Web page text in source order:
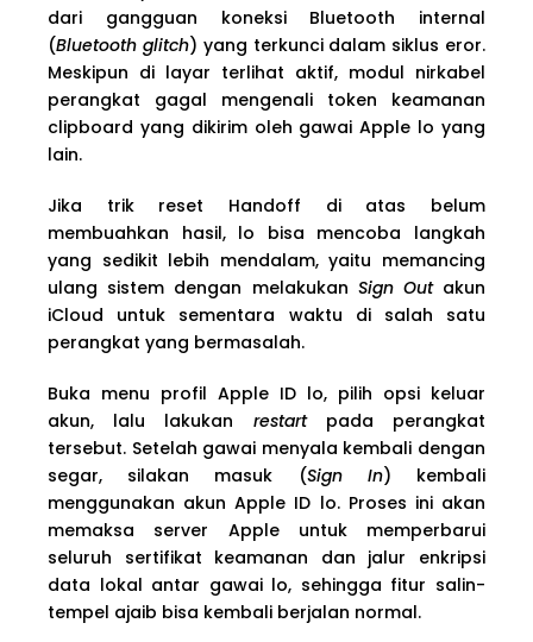
dari gangguan koneksi Bluetooth internal
(Bluetooth glitch) yang terkunci dalam siklus eror.
Meskipun di layar terlihat aktif, modul nirkabel
perangkat gagal mengenali token keamanan
clipboard yang dikirim oleh gawai Apple lo yang
lain.
Jika trik reset Handoff di atas belum
membuahkan hasil, lo bisa mencoba langkah
yang sedikit lebih mendalam, yaitu memancing
ulang sistem dengan melakukan Sign Outakun
iCloud untuk sementara waktu di salah satu
perangkat yang bermasalah.
Buka menu profil Apple ID lo, pilih opsi keluar
akun, lalu lakukan restartpada perangkat
tersebut. Setelah gawai menyala kembali dengan
segar, silakan masuk (Sign In) kembali
menggunakan akun Apple ID lo. Proses ini akan
memaksa server Apple untuk memperbarui
seluruh sertifikat keamanan dan jalur enkripsi
data lokal antar gawai lo, sehingga fitur salin-
tempel ajaib bisa kembali berjalan normal.